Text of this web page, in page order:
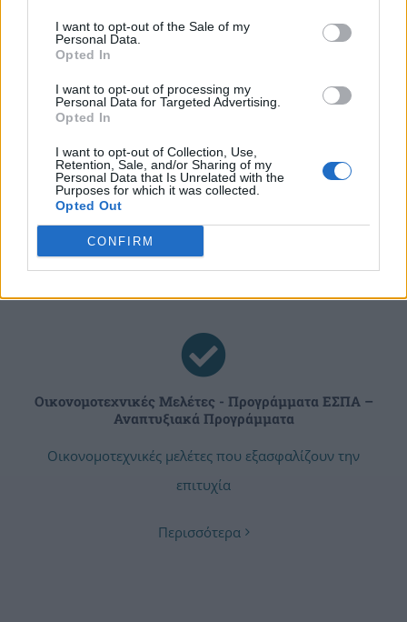
I want to opt-out of the Sale of my
Personal Data.
Opted In
I want to opt-out of processing my
Personal Data for Targeted Advertising.
Opted In
I want to opt-out of Collection, Use,
Retention, Sale, and/or Sharing of my
Personal Data that Is Unrelated with the
Purposes for which it was collected.
Opted Out
CONFIRM
Υπηρεσίες για Συνταξιούχους
Πρόγραμμα συνταξιοδοτικών συμβούλων σε
συνεργασία με έμπειρους εξωτερικούς συνεργάτες
Περισσότερα
Οικονομοτεχνικές Μελέτες - Προγράμματα ΕΣΠΑ –
Αναπτυξιακά Προγράμματα
Οικονομοτεχνικές μελέτες που εξασφαλίζουν την
επιτυχία
Περισσότερα